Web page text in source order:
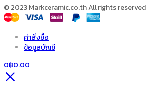
© 2023 Markceramic.co.th All rights reserved
คำสั่งซื้อ
ข้อมูลบัญชี
0฿0.00